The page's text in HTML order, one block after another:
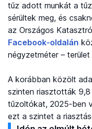
tűz adott munkát a
sérültek meg, és
az Országos
Facebook-oldalán
négyzetméter –
A korábban közölt
szinten riasztották
tűzoltókat, 2025-ben
ezt a szintet a